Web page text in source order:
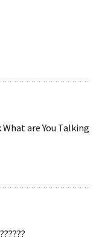
are You Talking